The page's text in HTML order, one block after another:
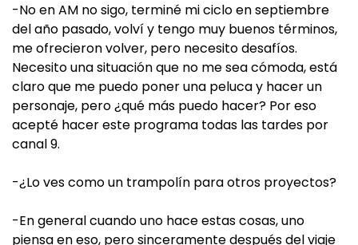
-No en AM no sigo, terminé mi ciclo en septiembre
del año pasado, volví y tengo muy buenos términos,
me ofrecieron volver, pero necesito desafíos.
Necesito una situación que no me sea cómoda, está
claro que me puedo poner una peluca y hacer un
personaje, pero ¿qué más puedo hacer? Por eso
acepté hacer este programa todas las tardes por
canal 9.
-¿Lo ves como un trampolín para otros proyectos?
-En general cuando uno hace estas cosas, uno
piensa en eso, pero sinceramente después del viaje